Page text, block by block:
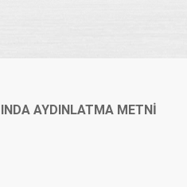
AYDINLATMA METNİ